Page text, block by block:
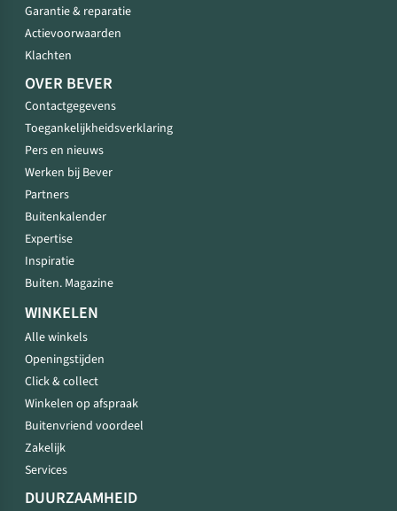
Garantie & reparatie
Actievoorwaarden
Klachten
OVER BEVER
Contactgegevens
Toegankelijkheidsverklaring
Pers en nieuws
Werken bij Bever
Partners
Buitenkalender
Expertise
Inspiratie
Buiten. Magazine
WINKELEN
Alle winkels
Openingstijden
Click & collect
Winkelen op afspraak
Buitenvriend voordeel
Zakelijk
Services
DUURZAAMHEID